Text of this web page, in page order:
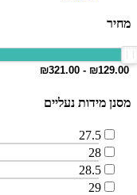
מחיר
מסנן מידות נעליים
27.5
28
28.5
29